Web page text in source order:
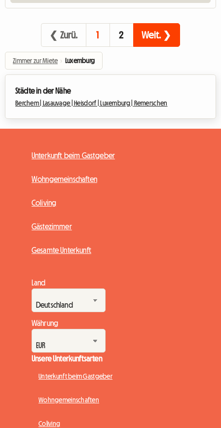
❮ Zurü. 1 2 Weit. ❯
Zimmer zur Miete › Luxemburg
Städte in der Nähe
Berchem | Lasauvage | Heisdorf | Luxemburg | Remerschen
Unterkunft beim Gastgeber
Wohngemeinschaften
Coliving
Gästezimmer
Gesamte Unterkunft
Land
Währung
Unsere Unterkunftsarten
Unterkunft beim Gastgeber
Wohngemeinschaften
Coliving